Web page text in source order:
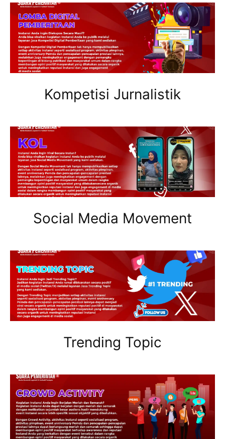
Kompetisi Jurnalistik
Social Media Movement
Trending Topic